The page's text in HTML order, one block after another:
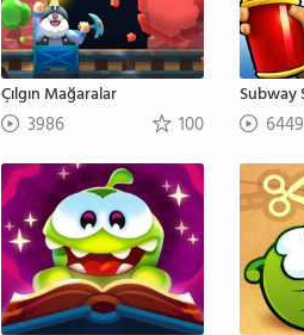
Çılgın Mağaralar
3986 100 6449